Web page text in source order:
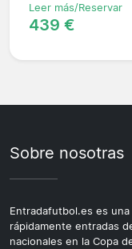
Leer más/Reservar
439 €
Sobre nosotras
Entradafutbol.es es
rápidamente entradas
nacionales en la Copa